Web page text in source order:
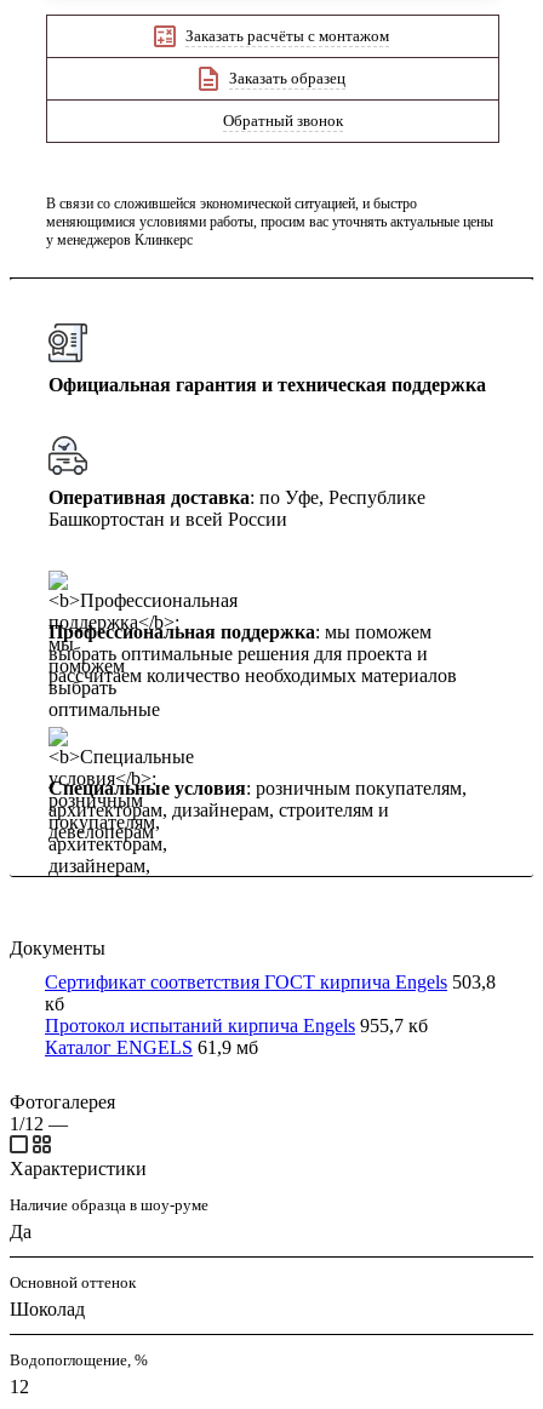
Заказать расчёты с монтажом
Заказать образец
Обратный звонок
В связи со сложившейся экономической ситуацией, и быстро
меняющимися условиями работы, просим вас уточнять актуальные цены
у менеджеров Клинкерс
Официальная гарантия и техническая поддержка
Оперативная доставка: по Уфе, Республике
Башкортостан и всей России
Профессиональная поддержка: мы поможем
выбрать оптимальные решения для проекта и
рассчитаем количество необходимых материалов
Специальные условия: розничным покупателям,
архитекторам, дизайнерам, строителям и
девелоперам
Документы
Сертификат соответствия ГОСТ кирпича Engels 503,8
кб
Протокол испытаний кирпича Engels 955,7 кб
Каталог ENGELS 61,9 мб
Фотогалерея
1/12 —
Характеристики
Наличие образца в шоу-руме
Да
Основной оттенок
Шоколад
Водопоглощение, %
12